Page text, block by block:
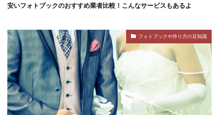
安いフォトブックのおすすめ業者比較！こんなサービスもあるよ
フォトブックや作り方の豆知識